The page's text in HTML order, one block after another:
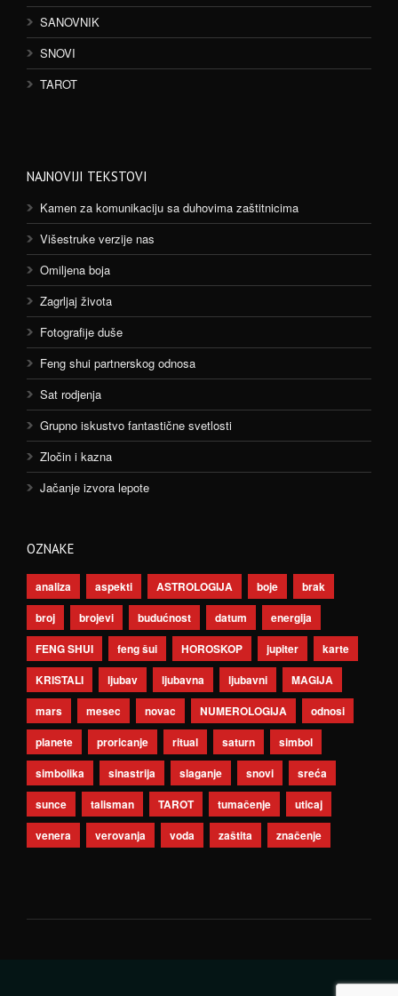
SANOVNIK
SNOVI
TAROT
NAJNOVIJI TEKSTOVI
Kamen za komunikaciju sa duhovima zaštitnicima
Višestruke verzije nas
Omiljena boja
Zagrljaj života
Fotografije duše
Feng shui partnerskog odnosa
Sat rodjenja
Grupno iskustvo fantastične svetlosti
Zločin i kazna
Jačanje izvora lepote
OZNAKE
analiza aspekti ASTROLOGIJA boje
brak
broj
brojevi budućnost datum
energija
FENG SHUI
feng šui HOROSKOP jupiter
karte
KRISTALI
ljubav ljubavna ljubavni
MAGIJA
mars
mesec novac NUMEROLOGIJA
odnosi
planete
proricanje ritual saturn
simbol
simbolika
sinastrija slaganje snovi
sreća
sunce
talisman TAROT tumačenje
uticaj
venera
verovanja voda zaštita značenje